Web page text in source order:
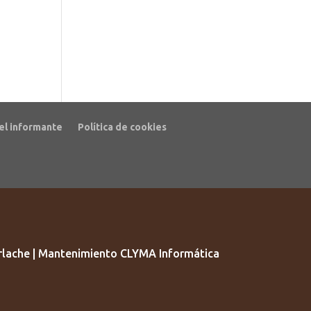
informante Política de cookies
| Mantenimiento CLYMA Informática